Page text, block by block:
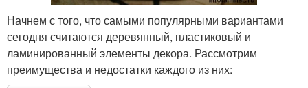
Начнем с того, что самыми популярными вариантами
сегодня считаются деревянный, пластиковый и
ламинированный элементы декора. Рассмотрим
преимущества и недостатки каждого из них: